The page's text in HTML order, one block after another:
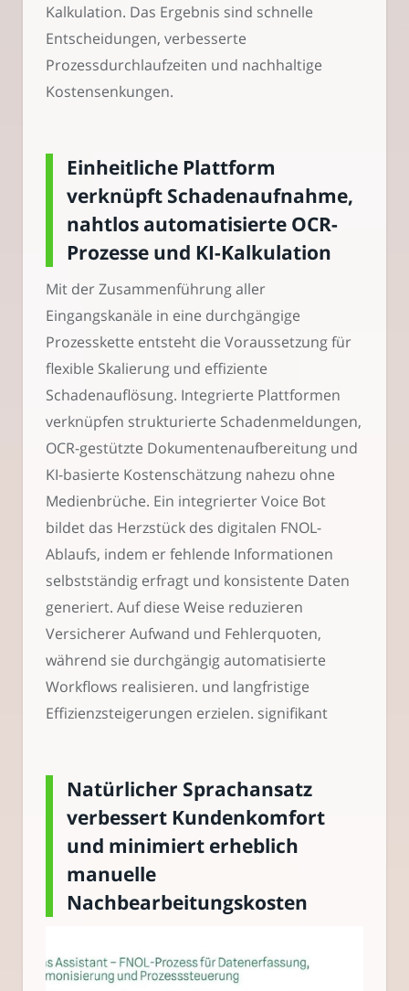
Kalkulation. Das Ergebnis sind schnelle
Entscheidungen, verbesserte
Prozessdurchlaufzeiten und nachhaltige
Kostensenkungen.
Einheitliche Plattform
verknüpft Schadenaufnahme,
nahtlos automatisierte OCR-
Prozesse und KI-Kalkulation
Mit der Zusammenführung aller
Eingangskanäle in eine durchgängige
Prozesskette entsteht die Voraussetzung für
flexible Skalierung und effiziente
Schadenauflösung. Integrierte Plattformen
verknüpfen strukturierte Schadenmeldungen,
OCR-gestützte Dokumentenaufbereitung und
KI-basierte Kostenschätzung nahezu ohne
Medienbrüche. Ein integrierter Voice Bot
bildet das Herzstück des digitalen FNOL-
Ablaufs, indem er fehlende Informationen
selbstständig erfragt und konsistente Daten
generiert. Auf diese Weise reduzieren
Versicherer Aufwand und Fehlerquoten,
während sie durchgängig automatisierte
Workflows realisieren. und langfristige
Effizienzsteigerungen erzielen. signifikant
Natürlicher Sprachansatz
verbessert Kundenkomfort
und minimiert erheblich
manuelle
Nachbearbeitungskosten